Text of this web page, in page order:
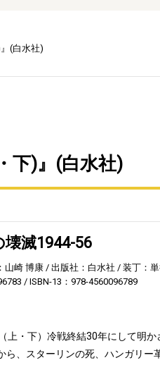
(白水社)
下)』(白水社)
滅1944-56
山崎 博康 出版社：白水社 装丁：単
ISBN-13：978-4560096789
上・下）冷戦終結30年にして明
ら、スターリンの死、ハンガリー